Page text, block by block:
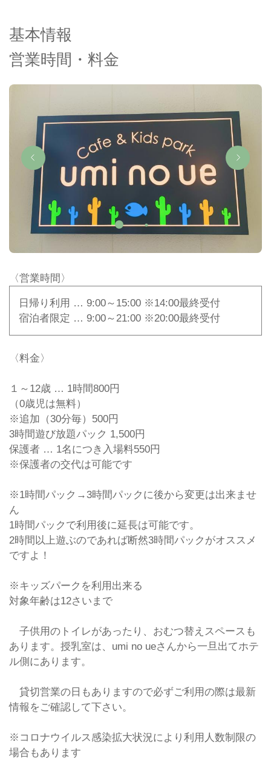
基本情報
営業時間・料金
〈営業時間〉
日帰り利用 … 9:00～15:00 ※14:00最終受付
宿泊者限定 … 9:00～21:00 ※20:00最終受付
〈料金〉
１～12歳 … 1時間800円
（0歳児は無料）
※追加（30分毎）500円
3時間遊び放題パック 1,500円
保護者 … 1名につき入場料550円
※保護者の交代は可能です
※1時間パック→3時間パックに後から変更は出来ませ
ん
1時間パックで利用後に延長は可能です。
2時間以上遊ぶのであれば断然3時間パックがオススメ
ですよ！
※キッズパークを利用出来る
対象年齢は12さいまで
子供用のトイレがあったり、おむつ替えスペースも
あります。授乳室は、umi no ueさんから一旦出てホテ
ル側にあります。
貸切営業の日もありますので必ずご利用の際は最新
情報をご確認して下さい。
※コロナウイルス感染拡大状況により利用人数制限の
場合もあります